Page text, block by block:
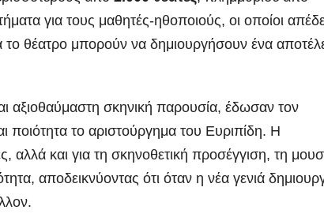
για τους μαθητές-ηθοποιούς, οι οποίοι
θέατρο μπορούν να δημιουργήσουν ένα
αξιοθαύμαστη σκηνική παρουσία, έδωσαν τον
ποιότητα το αριστούργημα του Ευριπίδη. Η
αλλά και για τη σκηνοθετική προσέγγιση, τη
αποδεικνύοντας ότι όταν η νέα γενιά